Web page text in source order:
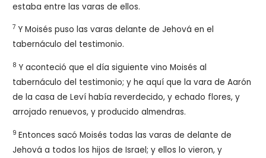
estaba entre las varas de ellos.
7Y Moisés puso las varas delante de Jehová en el
tabernáculo del testimonio.
8Y aconteció que el día siguiente vino Moisés al
tabernáculo del testimonio; y he aquí que la vara de Aarón
de la casa de Leví había reverdecido, y echado flores, y
arrojado renuevos, y producido almendras.
9Entonces sacó Moisés todas las varas de delante de
Jehová a todos los hijos de Israel; y ellos lo vieron, y